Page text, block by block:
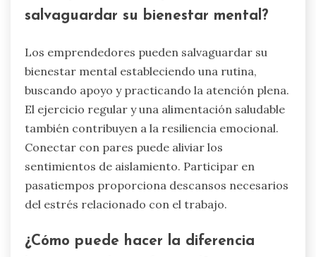
salvaguardar su bienestar mental?
Los emprendedores pueden salvaguardar su
bienestar mental estableciendo una rutina,
buscando apoyo y practicando la atención plena.
El ejercicio regular y una alimentación saludable
también contribuyen a la resiliencia emocional.
Conectar con pares puede aliviar los
sentimientos de aislamiento. Participar en
pasatiempos proporciona descansos necesarios
del estrés relacionado con el trabajo.
¿Cómo puede hacer la diferencia